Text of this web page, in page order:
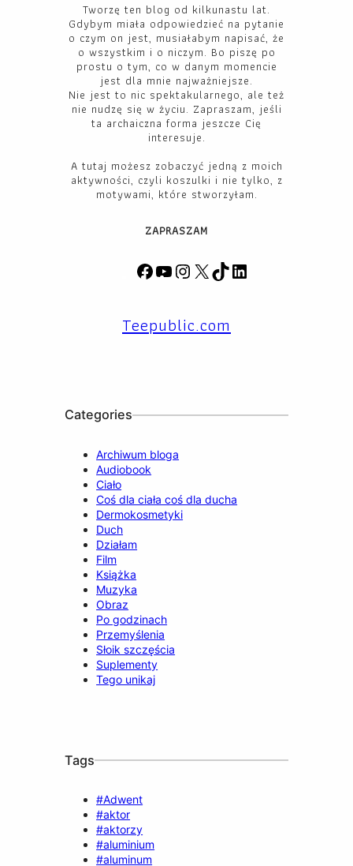
Tworzę ten blog od kilkunastu lat.
Gdybym miała odpowiedzieć na pytanie
o czym on jest, musiałabym napisać, że
o wszystkim i o niczym. Bo piszę po
prostu o tym, co w danym momencie
jest dla mnie najważniejsze.
Nie jest to nic spektakularnego, ale też
nie nudzę się w życiu. Zapraszam, jeśli
ta archaiczna forma jeszcze Cię
interesuje.
A tutaj możesz zobaczyć jedną z moich
aktywności, czyli koszulki i nie tylko, z
motywami, które stworzyłam.
ZAPRASZAM
F
e
b
Y
T
u
t
a
X
T
o
Teepublic.com
Categories
Archiwum bloga
Audiobook
Ciało
Coś dla ciała coś dla ducha
Dermokosmetyki
Duch
Działam
Film
Książka
Muzyka
Obraz
Po godzinach
Przemyślenia
Słoik szczęścia
Suplementy
Tego unikaj
Tags
#Adwent
#aktor
#aktorzy
#aluminium
#aluminum